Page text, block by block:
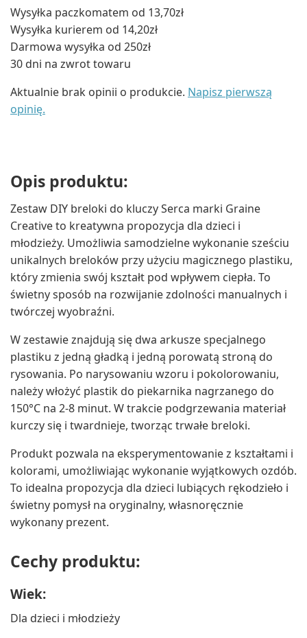
Wysyłka paczkomatem od 13,70zł
Wysyłka kurierem od 14,20zł
Darmowa wysyłka od 250zł
30 dni na zwrot towaru
Aktualnie brak opinii o produkcie. Napisz pierwszą
opinię.
Opis produktu:
Zestaw DIY breloki do kluczy Serca marki Graine
Creative to kreatywna propozycja dla dzieci i
młodzieży. Umożliwia samodzielne wykonanie sześciu
unikalnych breloków przy użyciu magicznego plastiku,
który zmienia swój kształt pod wpływem ciepła. To
świetny sposób na rozwijanie zdolności manualnych i
twórczej wyobraźni.
W zestawie znajdują się dwa arkusze specjalnego
plastiku z jedną gładką i jedną porowatą stroną do
rysowania. Po narysowaniu wzoru i pokolorowaniu,
należy włożyć plastik do piekarnika nagrzanego do
150°C na 2-8 minut. W trakcie podgrzewania materiał
kurczy się i twardnieje, tworząc trwałe breloki.
Produkt pozwala na eksperymentowanie z kształtami i
kolorami, umożliwiając wykonanie wyjątkowych ozdób.
To idealna propozycja dla dzieci lubiących rękodzieło i
świetny pomysł na oryginalny, własnoręcznie
wykonany prezent.
Cechy produktu:
Wiek:
Dla dzieci i młodzieży